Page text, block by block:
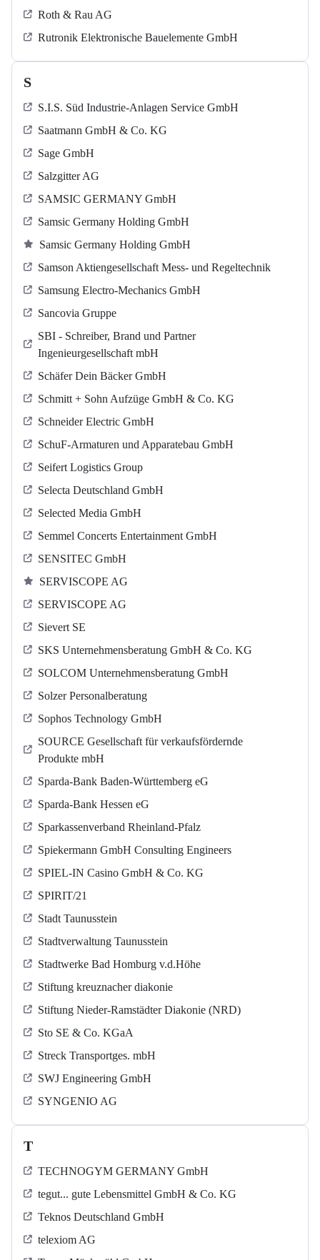
Roth & Rau AG
Rutronik Elektronische Bauelemente GmbH
S
S.I.S. Süd Industrie-Anlagen Service GmbH
Saatmann GmbH & Co. KG
Sage GmbH
Salzgitter AG
SAMSIC GERMANY GmbH
Samsic Germany Holding GmbH
Samsic Germany Holding GmbH
Samson Aktiengesellschaft Mess- und Regeltechnik
Samsung Electro-Mechanics GmbH
Sancovia Gruppe
SBI - Schreiber, Brand und Partner
Ingenieurgesellschaft mbH
Schäfer Dein Bäcker GmbH
Schmitt + Sohn Aufzüge GmbH & Co. KG
Schneider Electric GmbH
SchuF-Armaturen und Apparatebau GmbH
Seifert Logistics Group
Selecta Deutschland GmbH
Selected Media GmbH
Semmel Concerts Entertainment GmbH
SENSITEC GmbH
SERVISCOPE AG
SERVISCOPE AG
Sievert SE
SKS Unternehmensberatung GmbH & Co. KG
SOLCOM Unternehmensberatung GmbH
Solzer Personalberatung
Sophos Technology GmbH
SOURCE Gesellschaft für verkaufsfördernde
Produkte mbH
Sparda-Bank Baden-Württemberg eG
Sparda-Bank Hessen eG
Sparkassenverband Rheinland-Pfalz
Spiekermann GmbH Consulting Engineers
SPIEL-IN Casino GmbH & Co. KG
SPIRIT/21
Stadt Taunusstein
Stadtverwaltung Taunusstein
Stadtwerke Bad Homburg v.d.Höhe
Stiftung kreuznacher diakonie
Stiftung Nieder-Ramstädter Diakonie (NRD)
Sto SE & Co. KGaA
Streck Transportges. mbH
SWJ Engineering GmbH
SYNGENIO AG
T
TECHNOGYM GERMANY GmbH
tegut... gute Lebensmittel GmbH & Co. KG
Teknos Deutschland GmbH
telexiom AG